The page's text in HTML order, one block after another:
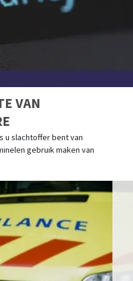
VAN
u slachtoffer bent van
gebruik maken van